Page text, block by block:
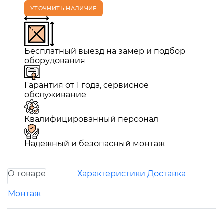
УТОЧНИТЬ НАЛИЧИЕ
Бесплатный выезд на замер и подбор
оборудования
Гарантия от 1 года, сервисное
обслуживание
Квалифицированный персонал
Надежный и безопасный монтаж
О товаре Характеристики Доставка
Монтаж